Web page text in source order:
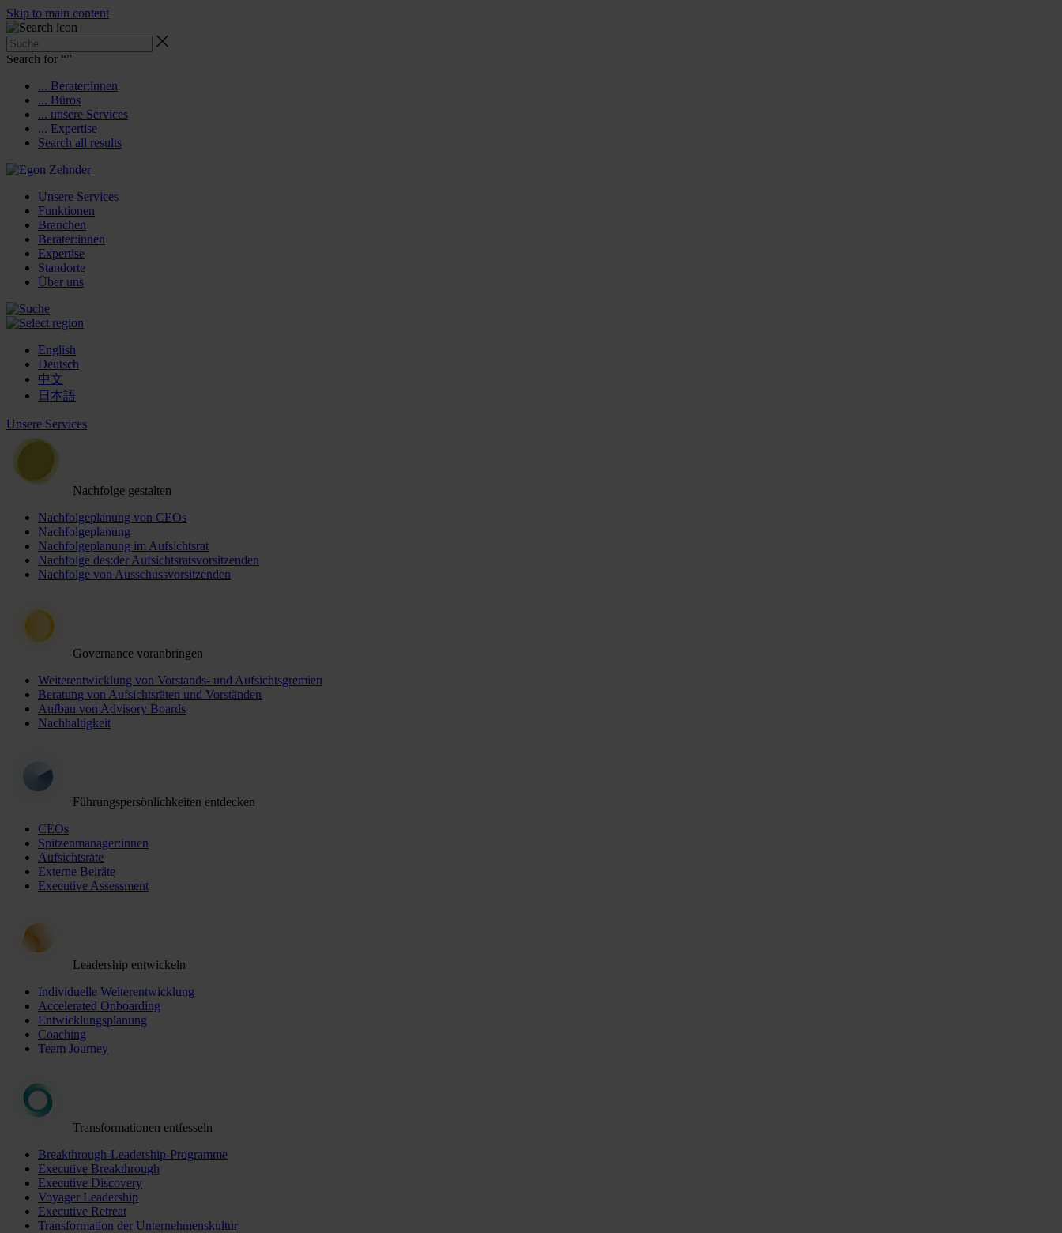
Skip to main content
Search for “”
... Berater:innen
... Büros
... unsere Services
... Expertise
Search all results
Unsere Services
Funktionen
Branchen
Berater:innen
Expertise
Standorte
Über uns
English
Deutsch
中文
日本語
Unsere Services
Nachfolge gestalten
Nachfolgeplanung von CEOs
Nachfolgeplanung
Nachfolgeplanung im Aufsichtsrat
Nachfolge des:der Aufsichtsratsvorsitzenden
Nachfolge von Ausschussvorsitzenden
Governance voranbringen
Weiterentwicklung von Vorstands- und Aufsichtsgremien
Beratung von Aufsichtsräten und Vorständen
Aufbau von Advisory Boards
Nachhaltigkeit
Führungspersönlichkeiten entdecken
CEOs
Spitzenmanager:innen
Aufsichtsräte
Externe Beiräte
Executive Assessment
Leadership entwickeln
Individuelle Weiterentwicklung
Accelerated Onboarding
Entwicklungsplanung
Coaching
Team Journey
Transformationen entfesseln
Breakthrough-Leadership-Programme
Executive Breakthrough
Executive Discovery
Voyager Leadership
Executive Retreat
Transformation der Unternehmenskultur